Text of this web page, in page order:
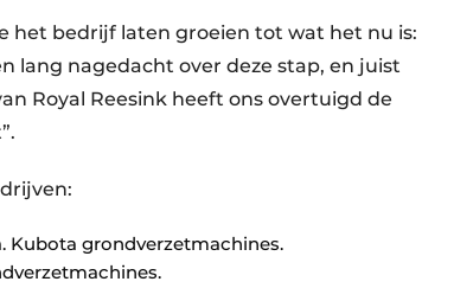
het bedrijf laten groeien tot wat het nu is:
lang nagedacht over deze stap, en juist
Royal Reesink heeft ons overtuigd de
Kubota grondverzetmachines.